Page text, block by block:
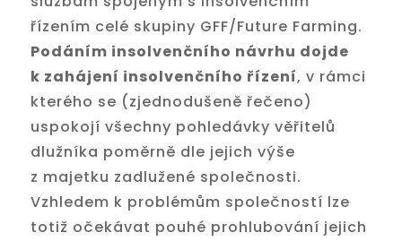
řízením celé skupiny GFF/Future Farming.
Podáním insolvenčního návrhu dojde
k zahájení insolvenčního řízení, v rámci
kterého se (zjednodušeně řečeno)
uspokojí všechny pohledávky věřitelů
dlužníka poměrně dle jejich výše
z majetku zadlužené společnosti.
Vzhledem k problémům společností lze
totiž očekávat pouhé prohlubování jejich